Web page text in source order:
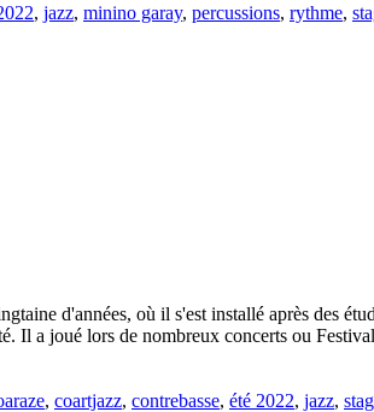
, jazz, minino garay, percussions, rythme,
d'années, où il s'est installé après des
Il a joué lors de nombreux concerts ou
, coartjazz, contrebasse, été 2022, jazz,